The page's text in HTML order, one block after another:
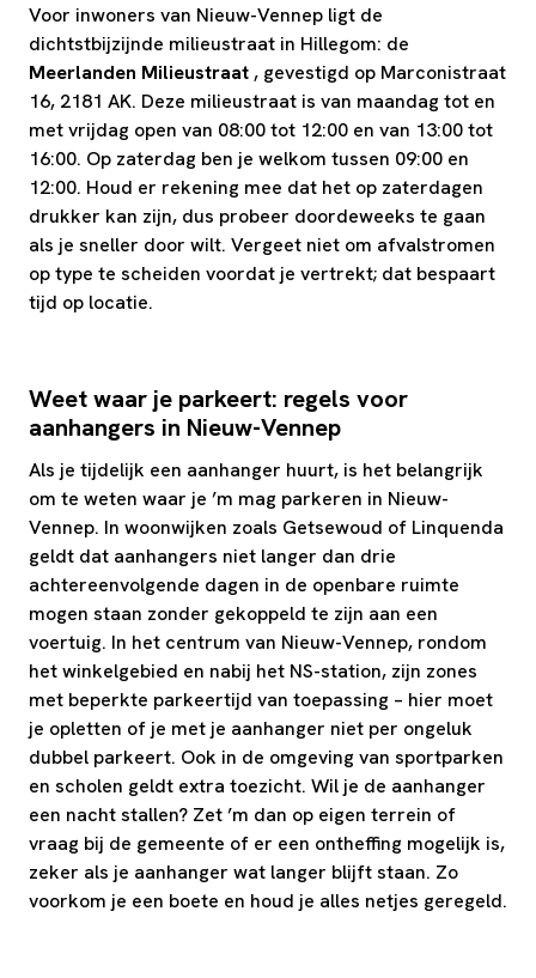
Voor inwoners van Nieuw-Vennep ligt de
dichtstbijzijnde milieustraat in Hillegom: de
Meerlanden Milieustraat , gevestigd op Marconistraat
16, 2181 AK. Deze milieustraat is van maandag tot en
met vrijdag open van 08:00 tot 12:00 en van 13:00 tot
16:00. Op zaterdag ben je welkom tussen 09:00 en
12:00. Houd er rekening mee dat het op zaterdagen
drukker kan zijn, dus probeer doordeweeks te gaan
als je sneller door wilt. Vergeet niet om afvalstromen
op type te scheiden voordat je vertrekt; dat bespaart
tijd op locatie.
Weet waar je parkeert: regels voor
aanhangers in Nieuw-Vennep
Als je tijdelijk een aanhanger huurt, is het belangrijk
om te weten waar je ’m mag parkeren in Nieuw-
Vennep. In woonwijken zoals Getsewoud of Linquenda
geldt dat aanhangers niet langer dan drie
achtereenvolgende dagen in de openbare ruimte
mogen staan zonder gekoppeld te zijn aan een
voertuig. In het centrum van Nieuw-Vennep, rondom
het winkelgebied en nabij het NS-station, zijn zones
met beperkte parkeertijd van toepassing – hier moet
je opletten of je met je aanhanger niet per ongeluk
dubbel parkeert. Ook in de omgeving van sportparken
en scholen geldt extra toezicht. Wil je de aanhanger
een nacht stallen? Zet ’m dan op eigen terrein of
vraag bij de gemeente of er een ontheffing mogelijk is,
zeker als je aanhanger wat langer blijft staan. Zo
voorkom je een boete en houd je alles netjes geregeld.